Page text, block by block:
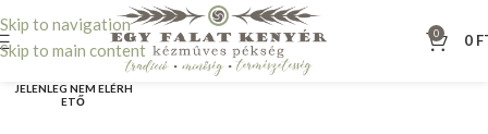
Skip to navigation
Skip to main content
0 0
JELENLEG NEM ELÉRH
ETŐ